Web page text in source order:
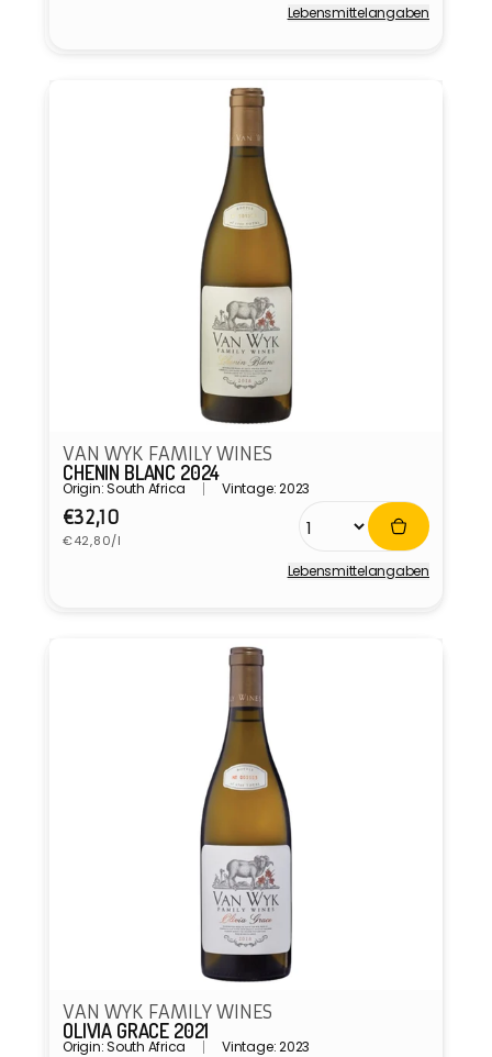
Lebensmittel­angaben
VAN WYK FAMILY WINES
CHENIN BLANC 2024
Origin: South Africa Vintage: 2023
Normaler
Preis
€32,10
Grundpreis
€42,80/l
Lebensmittel­angaben
VAN WYK FAMILY WINES
OLIVIA GRACE 2021
Origin: South Africa Vintage: 2023